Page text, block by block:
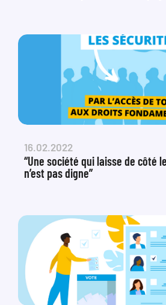
16.02.2022
“Une société qui laisse de côté
n’est pas digne”